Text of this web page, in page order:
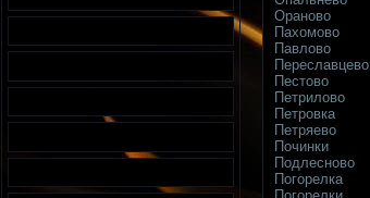
Ораново
Пахомово
Павлово
Переславцево
Пестово
Петрилово
Петровка
Петряево
Починки
Подлесново
Погорелка